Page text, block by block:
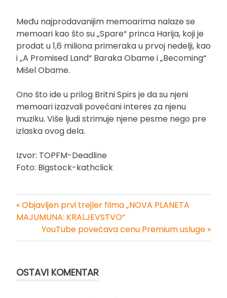
Među najprodavanijim memoarima nalaze se
memoari kao što su „Spare“ princa Harija, koji je
prodat u 1,6 miliona primeraka u prvoj nedelji, kao
i „A Promised Land“ Baraka Obame i „Becoming“
Mišel Obame.
Ono što ide u prilog Britni Spirs je da su njeni
memoari izazvali povećani interes za njenu
muziku. Više ljudi strimuje njene pesme nego pre
izlaska ovog dela.
Izvor: TOPFM-Deadline
Foto: Bigstock-kathclick
Kretanje
članka
« Objavljen prvi trejler filma „NOVA PLANETA
MAJUMUNA: KRALJEVSTVO“
YouTube povećava cenu Premium usluge »
OSTAVI KOMENTAR